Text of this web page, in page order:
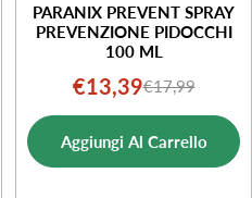
PARANIX PREVENT SPRAY
PREVENZIONE PIDOCCHI
100 ML
Prezzo
di
vendita
€13,39Prezzo
normale
€17,99
Aggiungi Al Carrello